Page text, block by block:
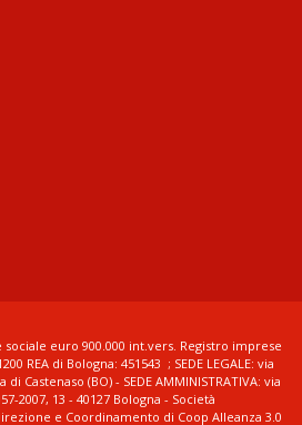
sociale euro 900.000 int.vers. Registro imprese
REA di Bologna: 451543 ; SEDE LEGALE: via
Castenaso (BO) - SEDE AMMINISTRATIVA: via
2007, 13 - 40127 Bologna - Società
e Coordinamento di Coop Alleanza 3.0